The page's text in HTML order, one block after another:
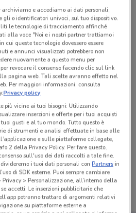
questo negozio
non abbiamo pubblicato
tua zona. Riprova più tardi.
archiviamo e accediamo ai dati personali,
gli o identificatori univoci, sul tuo dispositivo.
le tecnologie di tracciamento affinché
alla voce "Noi e i nostri partner trattiamo i
cui queste tecnologie dovessero essere
e annunci visualizzati potrebbero non
nuovamente a questo menu per
revocare il consenso facendo clic sul link
pagina web. Tali scelte avranno effetto nel
Per maggiori informazioni, consulta
Privacy policy
più vicine ai tuoi bisogni: Utilizzando
inserzioni e offerte per i tuoi acquisti
gusti e al tuo mondo. Tutto questo è
di strumenti e analisi effettuate in base alle
e sulle piattaforme collegate,
2 della Privacy Policy. Per fare questo,
sull'uso dei dati raccolti a tale fine.
i tuoi dati personali conPartnersin
di SDK esterne. Puoi sempre cambiare
> Personalizzazione, all’interno della
accetti: Le inserzioni pubblicitarie che
potranno trattare di argomenti relativi
su piattaforme esterne a